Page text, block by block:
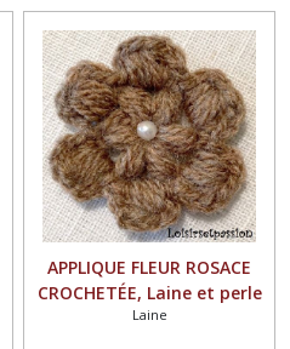
APPLIQUE FLEUR ROSACE
CROCHETÉE, Laine et perle
nacrée / MARRON GLACÉ **
Laine